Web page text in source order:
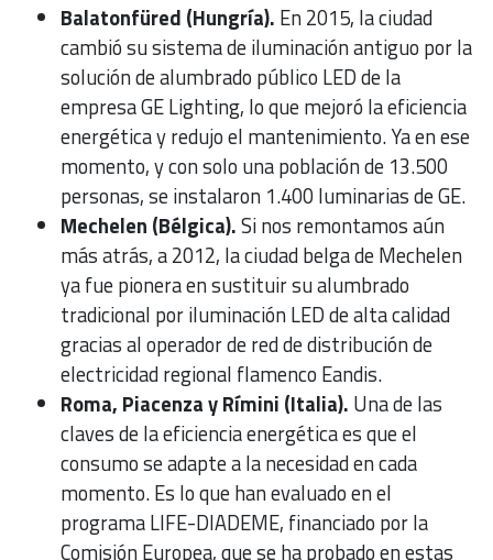
Balatonfüred (Hungría). En 2015, la ciudad
cambió su sistema de iluminación antiguo por la
solución de alumbrado público LED de la
empresa GE Lighting, lo que mejoró la eficiencia
energética y redujo el mantenimiento. Ya en ese
momento, y con solo una población de 13.500
personas, se instalaron 1.400 luminarias de GE.
Mechelen (Bélgica).Si nos remontamos aún
más atrás, a 2012, la ciudad belga de Mechelen
ya fue pionera en sustituir su alumbrado
tradicional por iluminación LED de alta calidad
gracias al operador de red de distribución de
electricidad regional flamenco Eandis.
Roma, Piacenza y Rímini (Italia). Una de las
claves de la eficiencia energética es que el
consumo se adapte a la necesidad en cada
momento. Es lo que han evaluado en el
programa LIFE-DIADEME, financiado por la
Comisión Europea, que se ha probado en estas